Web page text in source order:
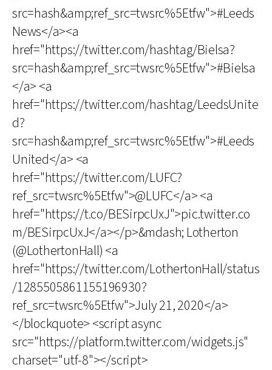
src=hash&amp;ref_src=twsrc%5Etfw">#Leeds
News</a><a
href="https://twitter.com/hashtag/Bielsa?
src=hash&amp;ref_src=twsrc%5Etfw">#Bielsa
</a> <a
href="https://twitter.com/hashtag/LeedsUnite
d?
src=hash&amp;ref_src=twsrc%5Etfw">#Leeds
United</a> <a
href="https://twitter.com/LUFC?
ref_src=twsrc%5Etfw">@LUFC</a> <a
href="https://t.co/BESirpcUxJ">pic.twitter.co
m/BESirpcUxJ</a></p>&mdash; Lotherton
(@LothertonHall) <a
href="https://twitter.com/LothertonHall/status
/1285505861155196930?
ref_src=twsrc%5Etfw">July 21, 2020</a>
</blockquote> <script async
src="https://platform.twitter.com/widgets.js"
charset="utf-8"></script>